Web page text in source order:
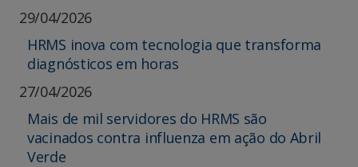
29/04/2026
HRMS inova com tecnologia que transforma
diagnósticos em horas
27/04/2026
Mais de mil servidores do HRMS são
vacinados contra influenza em ação do Abril
Verde